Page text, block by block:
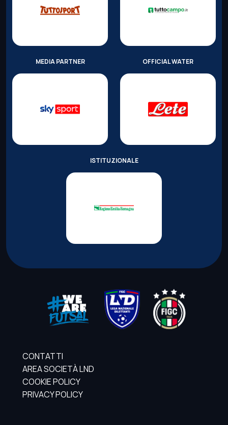
MEDIA PARTNER OFFICIAL WATER
ISTITUZIONALE
CONTATTI
AREA SOCIETÀ LND
COOKIE POLICY
PRIVACY POLICY